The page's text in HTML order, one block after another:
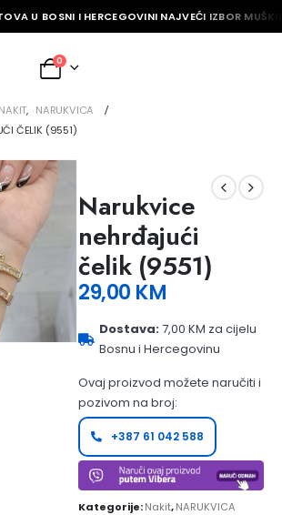
U BOSNI I HERCEGOVINI NAJVEĆI IZBOR
0
NAKIT, NARUKVICA
ČELIK (9551)
Narukvice
nehrđajući
čelik (9551)
29,00 KM
Dostava:7,00 KM za cijelu
Bosnu i Hercegovinu
Ovaj proizvod možete naručiti i
pozivom na broj:
+387 61 042 588
Kategorije:Nakit,NARUKVICA